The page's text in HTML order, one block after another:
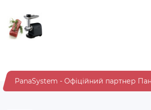
PanaSystem - Офіційний партнер